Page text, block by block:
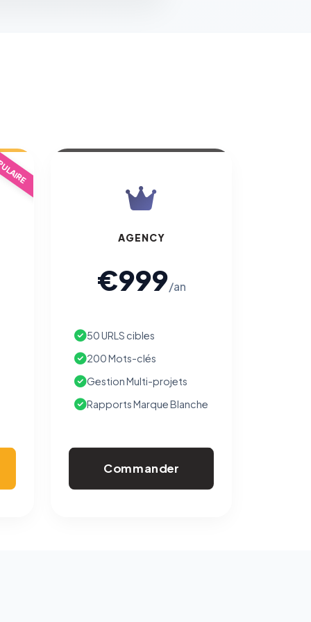
AGENCY
€999/an
50 URLS cibles
200 Mots-clés
Gestion Multi-projets
Rapports Marque Blanche
Commander